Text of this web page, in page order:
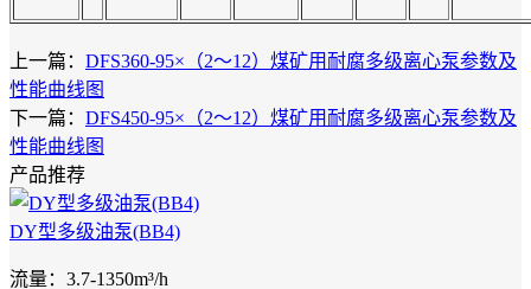
上一篇： DFS360-95×（2～12）煤矿用耐腐多级离心泵参数及
性能曲线图
下一篇： DFS450-95×（2～12）煤矿用耐腐多级离心泵参数及
性能曲线图
产品推荐
DY型多级油泵(BB4)
流量：3.7-1350m³/h